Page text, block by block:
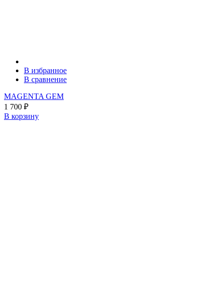
В избранное
В сравнение
MAGENTA GEM
1 700 ₽
В корзину